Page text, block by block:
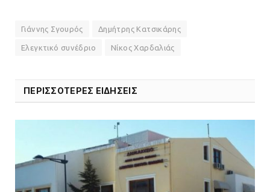
Γιάννης Σγουρός Δημήτρης Κατσικάρης
Ελεγκτικό συνέδριο Νίκος Χαρδαλιάς
ΠΕΡΙΣΣΟΤΕΡΕΣ ΕΙΔΗΣΕΙΣ